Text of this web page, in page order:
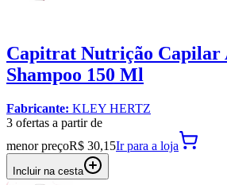
Capitrat Nutrição Capilar
Shampoo 150 Ml
Fabricante: KLEY HERTZ
3 ofertas a partir de
menor preçoR$ 30,15Ir para a loja
Incluir na cesta